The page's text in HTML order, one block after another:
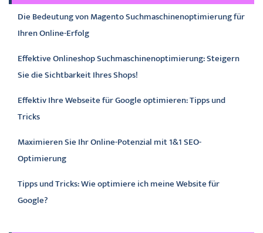
Die Bedeutung von Magento Suchmaschinenoptimierung für
Ihren Online-Erfolg
Effektive Onlineshop Suchmaschinenoptimierung: Steigern
Sie die Sichtbarkeit Ihres Shops!
Effektiv Ihre Webseite für Google optimieren: Tipps und
Tricks
Maximieren Sie Ihr Online-Potenzial mit 1&1 SEO-
Optimierung
Tipps und Tricks: Wie optimiere ich meine Website für
Google?